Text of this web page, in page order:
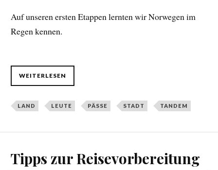
Auf unseren ersten Etappen lernten wir Norwegen im
Regen kennen.
WEITERLESEN
LAND LEUTE PÄSSE STADT TANDEM
Tipps zur Reisevorbereitung